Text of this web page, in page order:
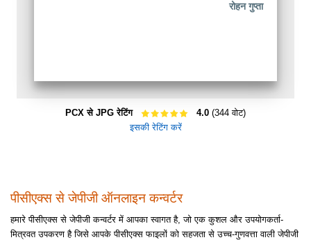
रोहन गुप्ता
PCX से JPG रेटिंग 4.0 (344 वोट)
इसकी रेटिंग करें
पीसीएक्स से जेपीजी ऑनलाइन कन्वर्टर
हमारे पीसीएक्स से जेपीजी कन्वर्टर में आपका स्वागत है, जो एक कुशल और उपयोगकर्ता-
मित्रवत उपकरण है जिसे आपके पीसीएक्स फाइलों को सहजता से उच्च-गुणवत्ता वाली जेपीजी